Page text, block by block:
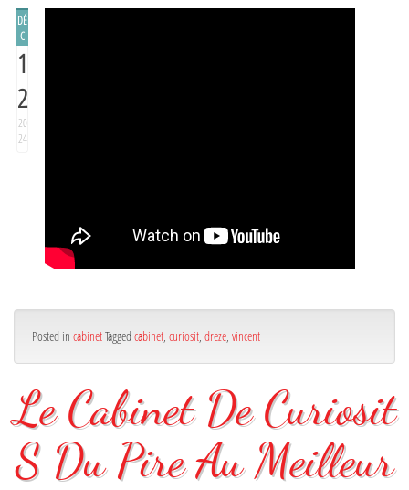
DÉ
C
1
2
20
24
Posted in cabinetTagged cabinet, curiosit, dreze, vincent
Le Cabinet De Curiosit
S Du Pire Au Meilleur